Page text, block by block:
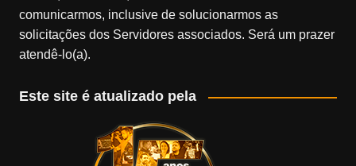
comunicarmos, inclusive de solucionarmos as
solicitações dos Servidores associados. Será um prazer
atendê-lo(a).
Este site é atualizado pela